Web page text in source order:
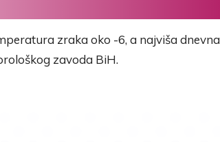
zraka oko -6, a najviša dnevna
zavoda BiH.